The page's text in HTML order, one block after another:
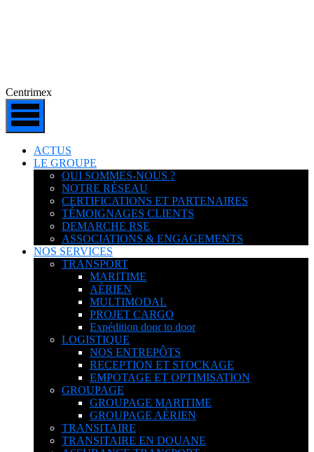
Centrimex
ACTUS
LE GROUPE
QUI SOMMES-NOUS ?
NOTRE RÉSEAU
CERTIFICATIONS ET PARTENAIRES
TÉMOIGNAGES CLIENTS
DEMARCHE RSE
ASSOCIATIONS & ENGAGEMENTS
NOS SERVICES
TRANSPORT
MARITIME
AÉRIEN
MULTIMODAL
PROJET CARGO
Expédition door to door
LOGISTIQUE
NOS ENTREPÔTS
RECEPTION ET STOCKAGE
EMPOTAGE ET OPTIMISATION
GROUPAGE
GROUPAGE MARITIME
GROUPAGE AÉRIEN
TRANSITAIRE
TRANSITAIRE EN DOUANE